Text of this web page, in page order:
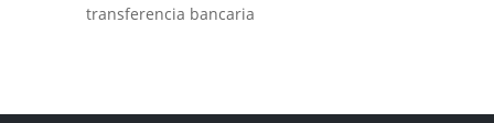
transferencia bancaria